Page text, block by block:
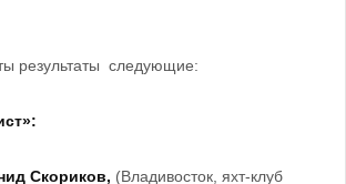
результаты следующие:
Скориков, (Владивосток, яхт-клуб